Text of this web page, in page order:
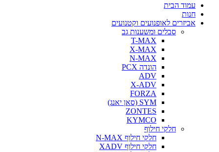
עמוד הבית
חנות
אביזרים לאופנועים וקטנועים
סבלים ומשענות גב
T-MAX
X-MAX
N-MAX
הונדה PCX
ADV
X-ADV
FORZA
SYM (סאן יאנג)
ZONTES
KYMCO
חלקי חילוף
חלקי חילוף N-MAX
חלקי חילוף XADV